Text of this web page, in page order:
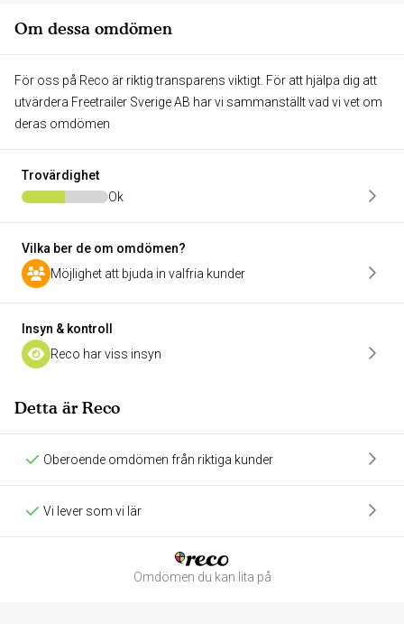
Om dessa omdömen
För oss på Reco är riktig transparens viktigt. För att hjälpa dig att
utvärdera Freetrailer Sverige AB har vi sammanställt vad vi vet om
deras omdömen
Trovärdighet
Ok
Vilka ber de om omdömen?
Möjlighet att bjuda in valfria kunder
Insyn & kontroll
Reco har viss insyn
Detta är Reco
Oberoende omdömen från riktiga kunder
Vi lever som vi lär
Omdömen du kan lita på